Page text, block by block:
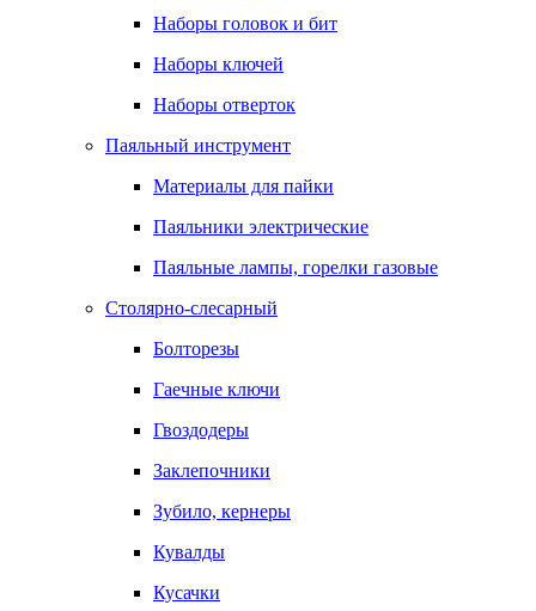
Наборы головок и бит
Наборы ключей
Наборы отверток
Паяльный инструмент
Материалы для пайки
Паяльники электрические
Паяльные лампы, горелки газовые
Столярно-слесарный
Болторезы
Гаечные ключи
Гвоздодеры
Заклепочники
Зубило, кернеры
Кувалды
Кусачки